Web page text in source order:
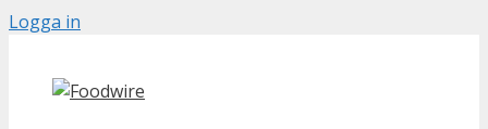
Skip
content
Logga in